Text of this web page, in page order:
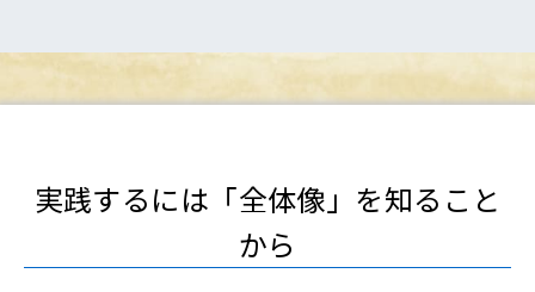
実践するには「全体像」を知ること
から